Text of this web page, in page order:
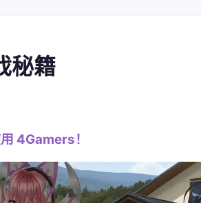
秘籍
4Gamers！